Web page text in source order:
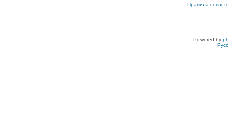
Правила
Powered by